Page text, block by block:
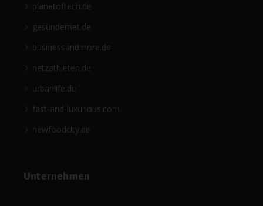
planetoftech.de
gesündernet.de
businessandmore.de
netzathleten.de
urbanlife.de
fast-and-luxurious.com
newfoodcity.de
Unternehmen